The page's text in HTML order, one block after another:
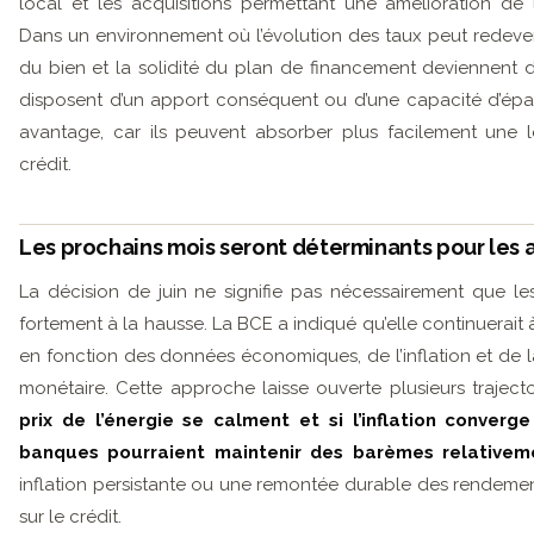
Dans un environnement où l’évolution des taux peut
du bien et la solidité du plan de financement deviennent
disposent d’un apport conséquent ou d’une capacité
avantage, car ils peuvent absorber plus facilement
crédit.
Les prochains mois seront déterminants pour les
La décision de juin ne signifie pas nécessairement que
fortement à la hausse. La BCE a indiqué qu’elle
en fonction des données économiques, de l’inflation et de
monétaire. Cette approche laisse ouverte plusieurs
prix de l’énergie se calment et si l’inflation
banques pourraient maintenir des barèmes
inflation persistante ou une remontée durable des
sur le crédit.